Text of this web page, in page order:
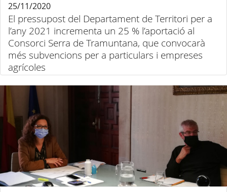
El pressupost del Departament de Territori per a
l’any 2021 incrementa un 25 % l’aportació al
Consorci Serra de Tramuntana, que convocarà
més subvencions per a particulars i empreses
agrícoles
25/11/2020